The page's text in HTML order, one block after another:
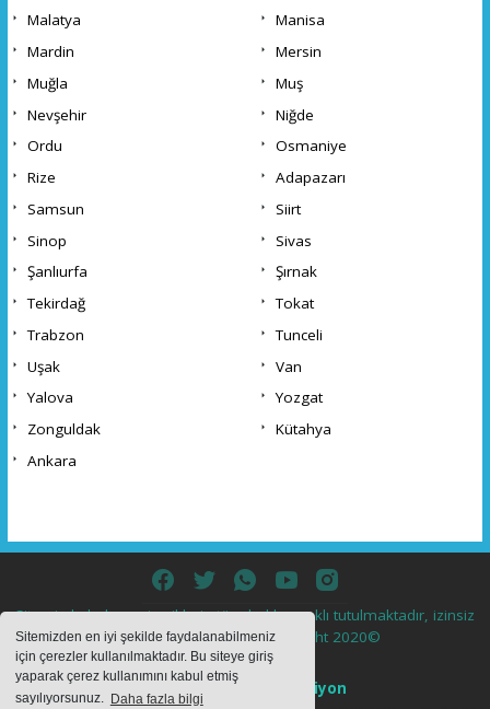
Sitemizden en iyi şekilde faydalanabilmeniz
için çerezler kullanılmaktadır. Bu siteye giriş
yaparak çerez kullanımını kabul etmiş
sayılıyorsunuz. Daha fazla bilgi
Malatya
Manisa
Mardin
Mersin
Muğla
Muş
Nevşehir
Niğde
Ordu
Osmaniye
Rize
Adapazarı
Samsun
Siirt
Sinop
Sivas
Şanlıurfa
Şırnak
Tekirdağ
Tokat
Trabzon
Tunceli
Uşak
Van
Yalova
Yozgat
Zonguldak
Kütahya
Ankara
Sitemizde bulunan içeriklerin tüm hakları saklı tutulmaktadır, izinsiz
içerikler kullanılamaz. Copyright 2020©
Haber Yazılımı:
Web Aksiyon